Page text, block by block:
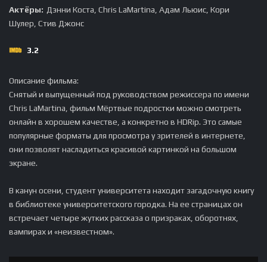
Актёры: Дэнни Коста, Chris LaMartina, Адам Льюис, Кори
Шулер, Стив Джонс
3.2
Описание фильма:
Снятый и выпущенный под руководством режиссера по имени
Chris LaMartina, фильм Мёртвые подростки можно смотреть
онлайн в хорошем качестве, а конкретно в HDRip. Это самые
популярные форматы для просмотра у зрителей в интернете,
они позволят насладиться красивой картинкой на большом
экране.
В канун осени, студент университета находит загадочную книгу
в библиотеке университетского городка. На ее страницах он
встречает четыре жутких рассказа о призраках, оборотнях,
вампирах и «неизвестном».